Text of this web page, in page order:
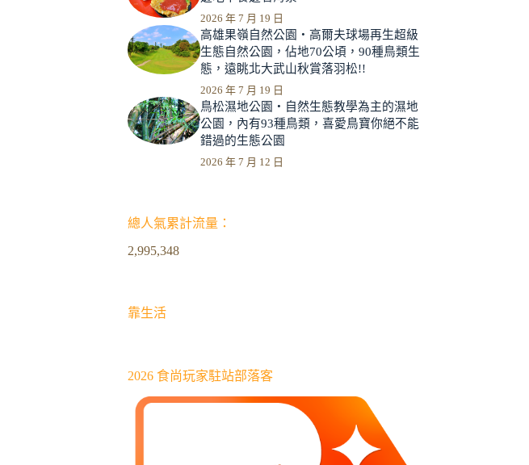
2026 年 7 月 19 日
高雄果嶺自然公園‧高爾夫球場再生超級
生態自然公園，佔地70公頃，90種鳥類生
態，遠眺北大武山秋賞落羽松!!
2026 年 7 月 19 日
鳥松濕地公園‧自然生態教學為主的濕地
公園，內有93種鳥類，喜愛鳥寶你絕不能
錯過的生態公園
2026 年 7 月 12 日
總人氣累計流量：
2,995,348
靠生活
2026 食尚玩家駐站部落客